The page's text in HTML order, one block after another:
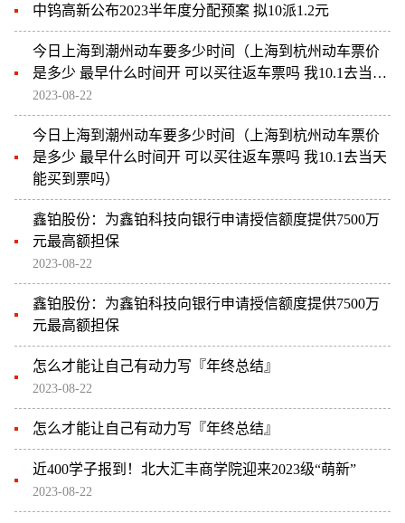
中钨高新公布2023半年度分配预案 拟10派1.2元
今日上海到潮州动车要多少时间（上海到杭州动车票价
是多少 最早什么时间开 可以买往返车票吗 我10.1去当天
能买到票吗）
2023-08-22
今日上海到潮州动车要多少时间（上海到杭州动车票价
是多少 最早什么时间开 可以买往返车票吗 我10.1去当天
能买到票吗）
鑫铂股份：为鑫铂科技向银行申请授信额度提供7500万
元最高额担保
2023-08-22
鑫铂股份：为鑫铂科技向银行申请授信额度提供7500万
元最高额担保
怎么才能让自己有动力写『年终总结』
2023-08-22
怎么才能让自己有动力写『年终总结』
近400学子报到！北大汇丰商学院迎来2023级“萌新”
2023-08-22